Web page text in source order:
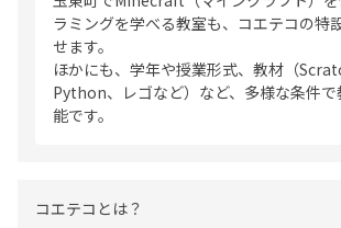
ラミングを学べる教室も、コエテコの特
せます。
ほかにも、学年や授業形式、教材（
Python、レゴなど）など、多様な条件で
能です。
コエテコとは？